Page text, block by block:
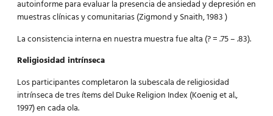
autoinforme para evaluar la presencia de ansiedad y depresión en
muestras clínicas y comunitarias (Zigmond y Snaith, 1983 )
La consistencia interna en nuestra muestra fue alta (? = .75 – .83).
Religiosidad intrínseca
Los participantes completaron la subescala de religiosidad
intrínseca de tres ítems del Duke Religion Index (Koenig et al.,
1997) en cada ola.